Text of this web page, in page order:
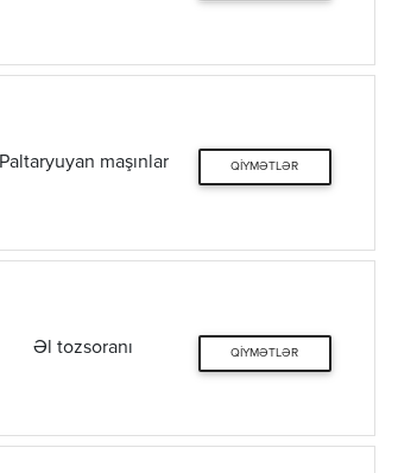
Paltaryuyan maşınlar QIYMƏTLƏR
Əl tozsoranı QIYMƏTLƏR